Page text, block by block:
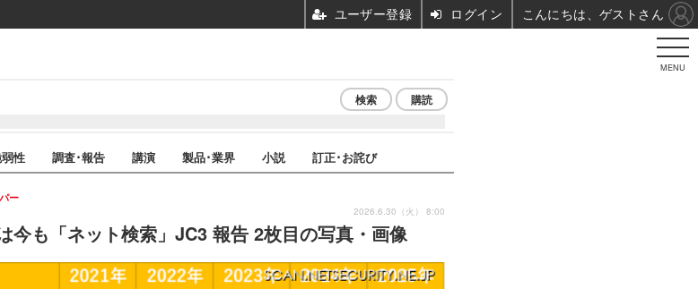
MENU
検索 購読
性 調査･報告 講演 製品･業界 小説 訂正･お詫び
今も「ネット検索」JC3 報告 2枚目の写真・画像
ー
2026.6.30（火） 8:00
ユーザー登録 ログイン こんにちは、ゲストさん